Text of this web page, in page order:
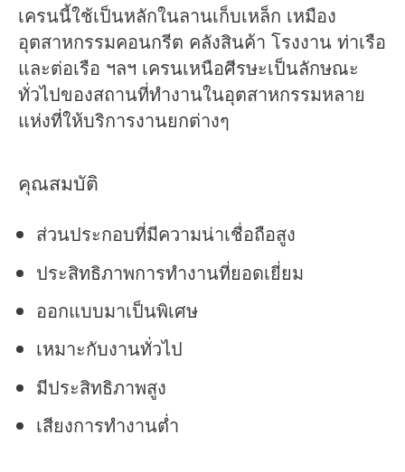
เครนนี้ใช้เป็นหลักในลานเก็บเหล็ก เหมือง
อุตสาหกรรมคอนกรีต คลังสินค้า โรงงาน ท่าเรือ
และต่อเรือ ฯลฯ เครนเหนือศีรษะเป็นลักษณะ
ทั่วไปของสถานที่ทำงานในอุตสาหกรรมหลาย
แห่งที่ให้บริการงานยกต่างๆ
คุณสมบัติ
ส่วนประกอบที่มีความน่าเชื่อถือสูง
ประสิทธิภาพการทำงานที่ยอดเยี่ยม
ออกแบบมาเป็นพิเศษ
เหมาะกับงานทั่วไป
มีประสิทธิภาพสูง
เสียงการทำงานต่ำ